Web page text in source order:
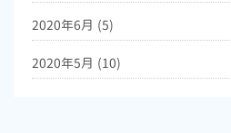
2020年6月 (5)
2020年5月 (10)